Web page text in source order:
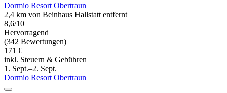
Dormio Resort Obertraun
2,4 km von Beinhaus Hallstatt entfernt
8,6/10
Hervorragend
(342 Bewertungen)
171 €
inkl. Steuern & Gebühren
1. Sept.–2. Sept.
Dormio Resort Obertraun